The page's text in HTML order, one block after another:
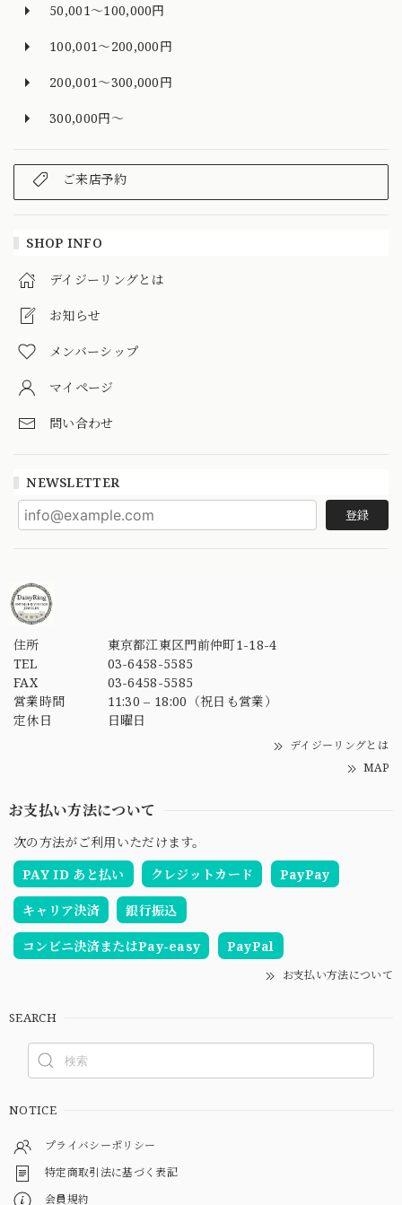
50,001～100,000円
100,001～200,000円
200,001～300,000円
300,000円～
ご来店予約
SHOP INFO
デイジーリングとは
お知らせ
メンバーシップ
マイページ
問い合わせ
NEWSLETTER
登録
住所
東京都江東区門前仲町1-18-4
TEL
03-6458-5585
FAX
03-6458-5585
営業時間
11:30 – 18:00（祝日も営業）
定休日
日曜日
デイジーリングとは
MAP
お支払い方法について
次の方法がご利用いただけます。
PAY ID あと払い
クレジットカード PayPay
キャリア決済 銀行振込
コンビニ決済またはPay-easy PayPal
お支払い方法について
SEARCH
NOTICE
プライバシーポリシー
特定商取引法に基づく表記
会員規約